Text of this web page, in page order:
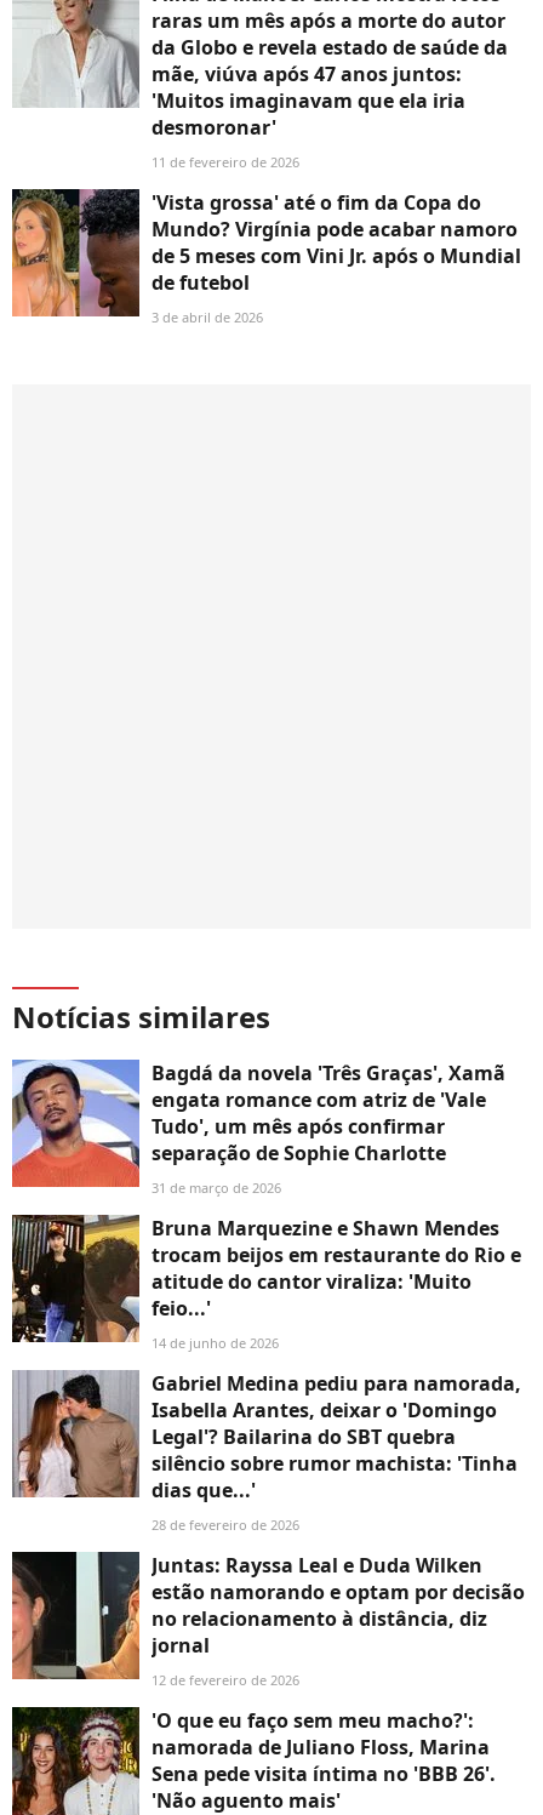
raras um mês após a morte do autor
da Globo e revela estado de saúde da
mãe, viúva após 47 anos juntos:
'Muitos imaginavam que ela iria
desmoronar'
11 de fevereiro de 2026
'Vista grossa' até o fim da Copa do
Mundo? Virgínia pode acabar namoro
de 5 meses com Vini Jr. após o Mundial
de futebol
3 de abril de 2026
Notícias similares
Bagdá da novela 'Três Graças', Xamã
engata romance com atriz de 'Vale
Tudo', um mês após confirmar
separação de Sophie Charlotte
31 de março de 2026
Bruna Marquezine e Shawn Mendes
trocam beijos em restaurante do Rio e
atitude do cantor viraliza: 'Muito
feio...'
14 de junho de 2026
Gabriel Medina pediu para namorada,
Isabella Arantes, deixar o 'Domingo
Legal'? Bailarina do SBT quebra
silêncio sobre rumor machista: 'Tinha
dias que...'
28 de fevereiro de 2026
Juntas: Rayssa Leal e Duda Wilken
estão namorando e optam por decisão
no relacionamento à distância, diz
jornal
12 de fevereiro de 2026
'O que eu faço sem meu macho?':
namorada de Juliano Floss, Marina
Sena pede visita íntima no 'BBB 26'.
'Não aguento mais'